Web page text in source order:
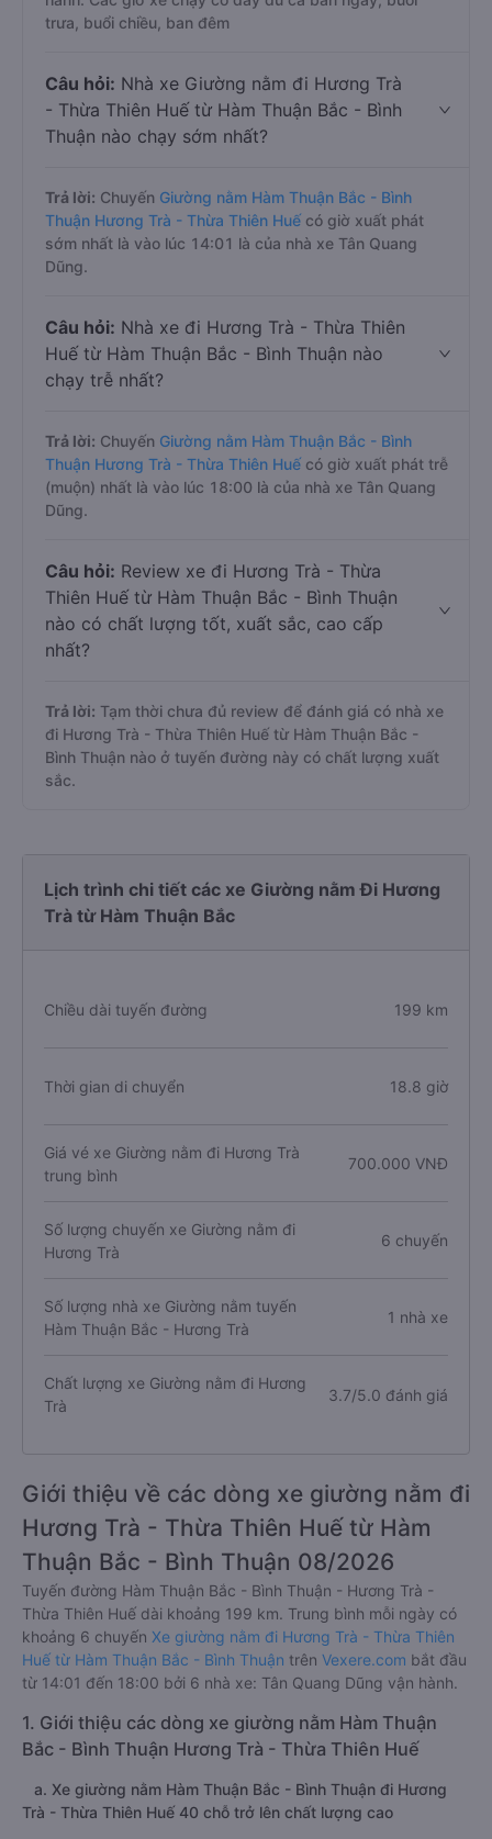
trưa, buổi chiều, ban đêm
Câu hỏi: Nhà xe Giường nằm đi Hương Trà
- Thừa Thiên Huế từ Hàm Thuận Bắc - Bình
Thuận nào chạy sớm nhất?
Trả lời: Chuyến Giường nằm Hàm Thuận Bắc - Bình
Thuận Hương Trà - Thừa Thiên Huế có giờ xuất phát
sớm nhất là vào lúc 14:01 là của nhà xe Tân Quang
Dũng.
Câu hỏi: Nhà xe đi Hương Trà - Thừa Thiên
Huế từ Hàm Thuận Bắc - Bình Thuận nào
chạy trễ nhất?
Trả lời: Chuyến Giường nằm Hàm Thuận Bắc - Bình
Thuận Hương Trà - Thừa Thiên Huế có giờ xuất phát trễ
(muộn) nhất là vào lúc 18:00 là của nhà xe Tân Quang
Dũng.
Câu hỏi: Review xe đi Hương Trà - Thừa
Thiên Huế từ Hàm Thuận Bắc - Bình Thuận
nào có chất lượng tốt, xuất sắc, cao cấp
nhất?
Trả lời: Tạm thời chưa đủ review để đánh giá có nhà xe
đi Hương Trà - Thừa Thiên Huế từ Hàm Thuận Bắc -
Bình Thuận nào ở tuyến đường này có chất lượng xuất
sắc.
Lịch trình chi tiết các xe Giường nằm Đi Hương
Trà từ Hàm Thuận Bắc
Chiều dài tuyến đường 199 km
Thời gian di chuyển 18.8 giờ
Giá vé xe Giường nằm đi Hương Trà
trung bình
700.000 VNĐ
Số lượng chuyến xe Giường nằm đi
Hương Trà
6 chuyến
Số lượng nhà xe Giường nằm tuyến
Hàm Thuận Bắc - Hương Trà
1 nhà xe
Chất lượng xe Giường nằm đi Hương
Trà
3.7/5.0 đánh giá
Giới thiệu về các dòng xe giường nằm đi
Hương Trà - Thừa Thiên Huế từ Hàm
Thuận Bắc - Bình Thuận 08/2026
Tuyến đường Hàm Thuận Bắc - Bình Thuận - Hương Trà -
Thừa Thiên Huế dài khoảng 199 km. Trung bình mỗi ngày có
khoảng 6 chuyến Xe giường nằm đi Hương Trà - Thừa Thiên
Huế từ Hàm Thuận Bắc - Bình Thuận trên Vexere.com bắt đầu
từ 14:01 đến 18:00 bởi 6 nhà xe: Tân Quang Dũng vận hành.
1. Giới thiệu các dòng xe giường nằm Hàm Thuận
Bắc - Bình Thuận Hương Trà - Thừa Thiên Huế
a. Xe giường nằm Hàm Thuận Bắc - Bình Thuận đi Hương
Trà - Thừa Thiên Huế 40 chỗ trở lên chất lượng cao